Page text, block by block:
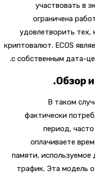
криптовалют.
с собственным
В
фактически
период,
памяти,
трафик. Эта